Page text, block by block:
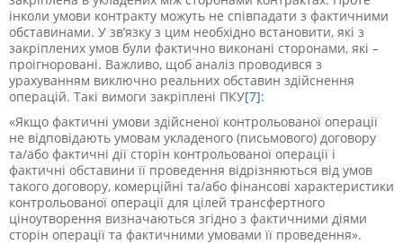
інколи умови контракту можуть не співпадати з фактичними
обставинами. У зв’язку з цим необхідно встановити, які з
закріплених умов були фактично виконані сторонами, які –
проігноровані. Важливо, щоб аналіз проводився з
урахуванням виключно реальних обставин здійснення
операцій. Такі вимоги закріплені ПКУ[7]:
«Якщо фактичні умови здійсненої контрольованої операції
не відповідають умовам укладеного (письмового) договору
та/або фактичні дії сторін контрольованої операції і
фактичні обставини її проведення відрізняються від умов
такого договору, комерційні та/або фінансові характеристики
контрольованої операції для цілей трансфертного
ціноутворення визначаються згідно з фактичними діями
сторін операції та фактичними умовами її проведення».